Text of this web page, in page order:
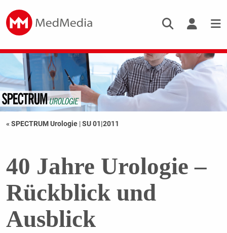
« SPECTRUM Urologie |SU 01|2011
40 Jahre Urologie –
Rückblick und
Ausblick